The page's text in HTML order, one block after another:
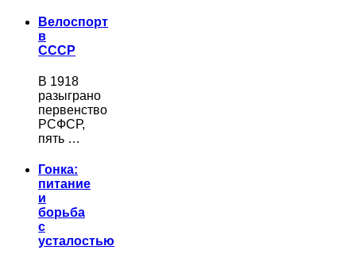
Велоспорт
в
СССР
В 1918
разыграно
первенство
РСФСР,
пять …
Гонка:
питание
и
борьба
с
усталостью